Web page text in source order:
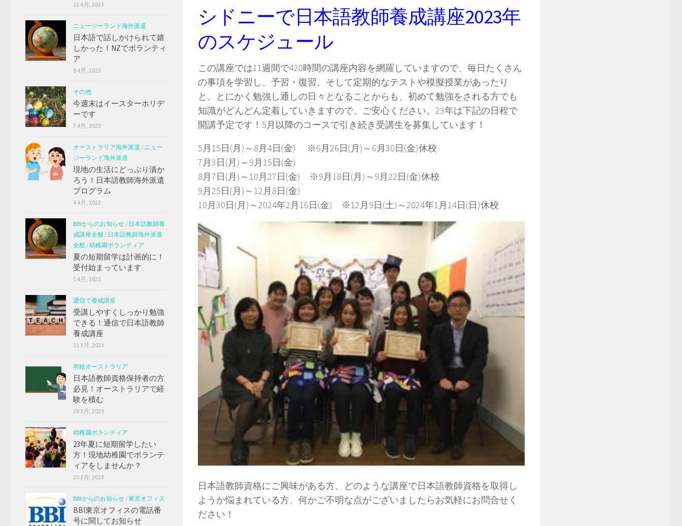
シドニーで日本語教師養成講座2023年
のスケジュール
この講座では11週間で420時間の講座内容を網羅していますので、毎日たくさん
の事項を学習し、予習・復習、そして定期的なテストや模擬授業があったり
と、とにかく勉強し通しの日々となることからも、初めて勉強をされる方でも
知識がどんどん定着していきますので、ご安心ください。23年は下記の日程で
開講予定です！5月以降のコースで引き続き受講生を募集しています！
5月15日(月)～8月4日(金) ※6月26日(月)～6月30日(金)休校
7月3日(月)～9月15日(金)
8月7日(月)～10月27日(金) ※9月18日(月)～9月22日(金)休校
9月25日(月)～12月8日(金)
10月30日(月)～2024年2月16日(金) ※12月9日(土)～2024年1月14日(日)休校
日本語教師資格にご興味がある方、どのような講座で日本語教師資格を取得し
ようか悩まれている方、何かご不明な点がございましたらお気軽にお問合せく
ださい！
11 4月, 2023
ニュージーランド海外派遣
日本語で話しかけられて嬉
しかった！NZでボランティ
ア
8 4月, 2023
その他
今週末はイースターホリデ
ーです
7 4月, 2023
オーストラリア海外派遣 / ニュー
ジーランド海外派遣
現地の生活にどっぷり漬か
ろう！日本語教師海外派遣
プログラム
4 4月, 2023
BBIからのお知らせ / 日本語教師養
成講座全般 / 日本語教師海外派遣
全般 /幼稚園ボランティア
夏の短期留学は計画的に！
受付始まっています
1 4月, 2023
通信で養成講座
受講しやすくしっかり勉強
できる！通信で日本語教師
養成講座
31 3月, 2023
有給オーストラリア
日本語教師資格保持者の方
必見！オーストラリアで経
験を積む
28 3月, 2023
幼稚園ボランティア
23年夏に短期留学したい
方！現地幼稚園でボランテ
ィアをしませんか？
25 3月, 2023
BBIからのお知らせ /東京オフィス
BBI東京オフィスの電話番
号に関してお知らせ